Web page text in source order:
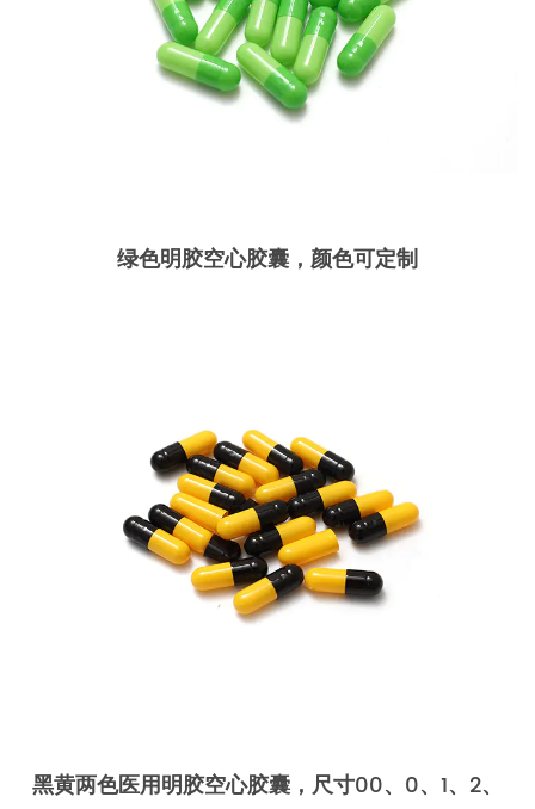
绿色明胶空心胶囊，颜色可定制
黑黄两色医用明胶空心胶囊，尺寸00、0、1、2、